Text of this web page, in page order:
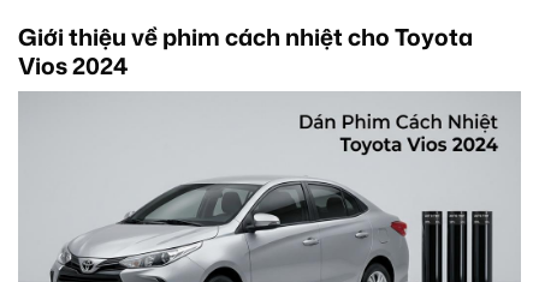
Giới thiệu về phim cách nhiệt cho Toyota
Vios 2024